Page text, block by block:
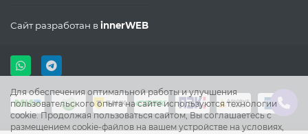
Для обеспечения оптимальной работы и улучшения
пользовательского опыта на сайте используются технологии
cookie. Продолжая пользоваться сайтом, Вы соглашаетесь с
размещением cookie-файлов на вашем устройстве на условиях,
Сайт разработан вinnerWEB